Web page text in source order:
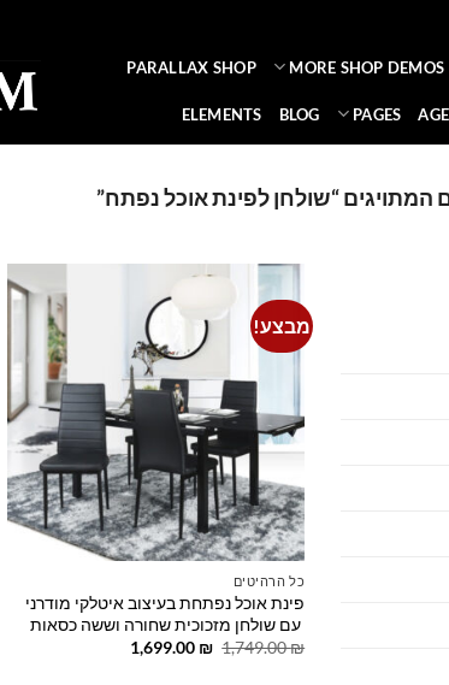
MORE SHOP DEMOS
PARALLAX SHOP
PAGES
BLOG
ELEMENTS
המתויגים “שולחן לפינת אוכל נפתח”
מבצע!
Add to
wishlist
כל הרהיטים
פינת אוכל נפתחת בעיצוב איטלקי מודרני
עם שולחן מזכוכית שחורה וששה כסאות
1,749.00₪
המחיר
1,699.00 ₪